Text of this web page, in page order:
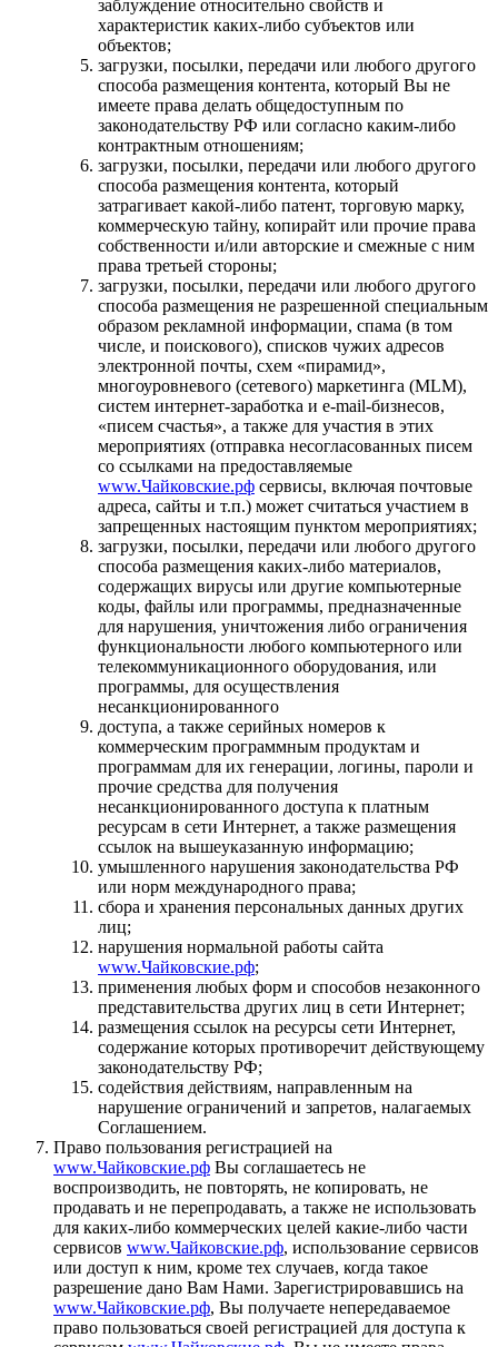
заблуждение относительно свойств и
характеристик каких-либо субъектов или
объектов;
загрузки, посылки, передачи или любого другого
способа размещения контента, который Вы не
имеете права делать общедоступным по
законодательству РФ или согласно каким-либо
контрактным отношениям;
загрузки, посылки, передачи или любого другого
способа размещения контента, который
затрагивает какой-либо патент, торговую марку,
коммерческую тайну, копирайт или прочие права
собственности и/или авторские и смежные с ним
права третьей стороны;
загрузки, посылки, передачи или любого другого
способа размещения не разрешенной специальным
образом рекламной информации, спама (в том
числе, и поискового), списков чужих адресов
электронной почты, схем «пирамид»,
многоуровневого (сетевого) маркетинга (MLM),
систем интернет-заработка и e-mail-бизнесов,
«писем счастья», а также для участия в этих
мероприятиях (отправка несогласованных писем
со ссылками на предоставляемые
www.Чайковские.рф сервисы, включая почтовые
адреса, сайты и т.п.) может считаться участием в
запрещенных настоящим пунктом мероприятиях;
загрузки, посылки, передачи или любого другого
способа размещения каких-либо материалов,
содержащих вирусы или другие компьютерные
коды, файлы или программы, предназначенные
для нарушения, уничтожения либо ограничения
функциональности любого компьютерного или
телекоммуникационного оборудования, или
программы, для осуществления
несанкционированного
доступа, а также серийных номеров к
коммерческим программным продуктам и
программам для их генерации, логины, пароли и
прочие средства для получения
несанкционированного доступа к платным
ресурсам в сети Интернет, а также размещения
ссылок на вышеуказанную информацию;
умышленного нарушения законодательства РФ
или норм международного права;
сбора и хранения персональных данных других
лиц;
нарушения нормальной работы сайта
www.Чайковские.рф;
применения любых форм и способов незаконного
представительства других лиц в сети Интернет;
размещения ссылок на ресурсы сети Интернет,
содержание которых противоречит действующему
законодательству РФ;
содействия действиям, направленным на
нарушение ограничений и запретов, налагаемых
Соглашением.
Право пользования регистрацией на
www.Чайковские.рф Вы соглашаетесь не
воспроизводить, не повторять, не копировать, не
продавать и не перепродавать, а также не использовать
для каких-либо коммерческих целей какие-либо части
сервисов www.Чайковские.рф, использование сервисов
или доступ к ним, кроме тех случаев, когда такое
разрешение дано Вам Нами. Зарегистрировавшись на
www.Чайковские.рф, Вы получаете непередаваемое
право пользоваться своей регистрацией для доступа к